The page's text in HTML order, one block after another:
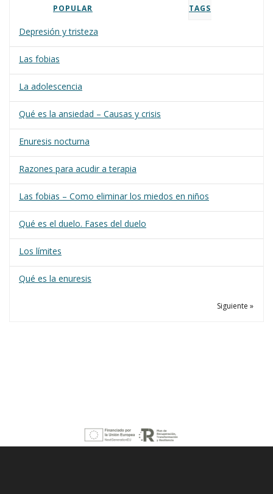
POPULAR TAGS
Depresión y tristeza
Las fobias
La adolescencia
Qué es la ansiedad – Causas y crisis
Enuresis nocturna
Razones para acudir a terapia
Las fobias – Como eliminar los miedos en niños
Qué es el duelo. Fases del duelo
Los límites
Qué es la enuresis
Siguiente »